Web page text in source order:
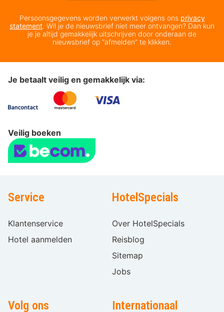
Persoonsgegevens worden verwerkt volgens ons privacy
statement. Wil je de nieuwsbrief niet meer ontvangen? Dan kun
je je altijd gemakkelijk uitschrijven door onderaan de
nieuwsbrief op “afmelden” te klikken.
Je betaalt veilig en gemakkelijk via:
Veilig boeken
Service
Klantenservice
Hotel aanmelden
HotelSpecials
Over HotelSpecials
Reisblog
Sitemap
Jobs
Volg ons Internationaal